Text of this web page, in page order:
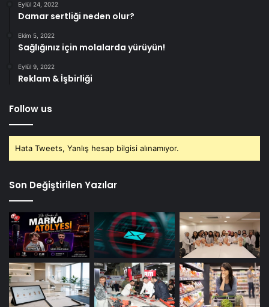
Eylül 24, 2022
Damar sertliği neden olur?
Ekim 5, 2022
Sağlığınız için molalarda yürüyün!
Eylül 9, 2022
Reklam & İşbirliği
Follow us
Hata Tweets, Yanlış hesap bilgisi alınamıyor.
Son Değiştirilen Yazılar